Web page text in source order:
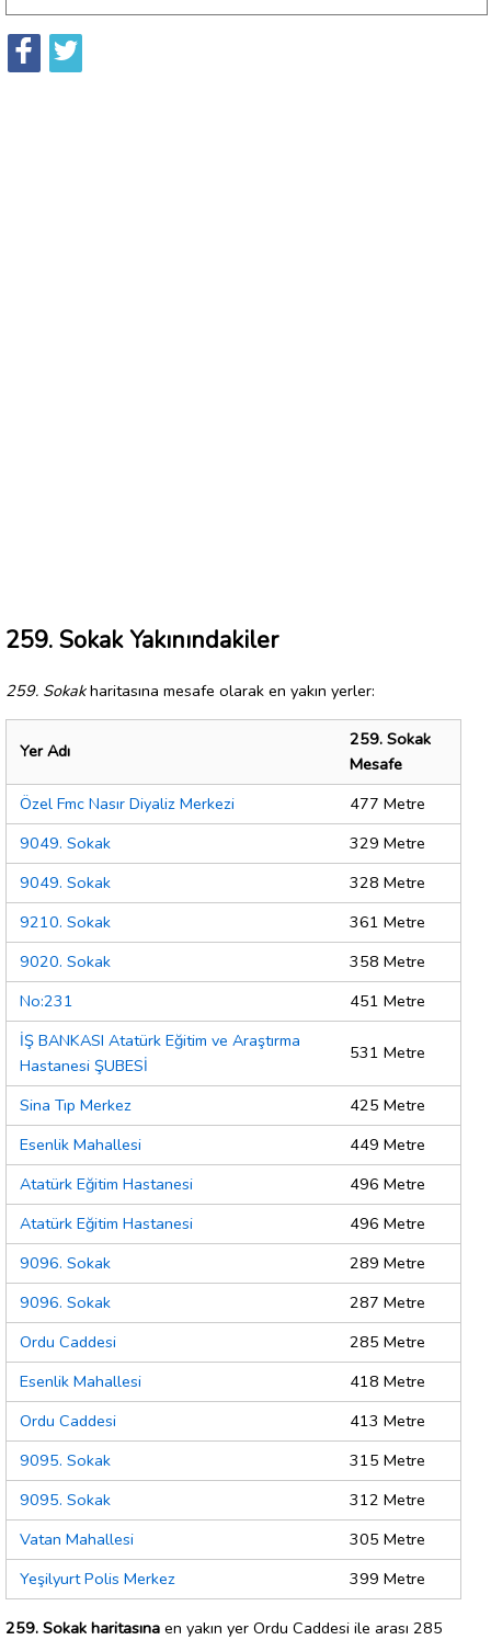
259. Sokak Yakınındakiler
259. Sokakharitasına mesafe olarak en yakın yerler:
Yer Adı
259. Sokak
Mesafe
Özel Fmc Nasır Diyaliz Merkezi
477 Metre
9049. Sokak
329 Metre
9049. Sokak
328 Metre
9210. Sokak
361 Metre
9020. Sokak
358 Metre
No:231
451 Metre
İŞ BANKASI Atatürk Eğitim ve Araştırma
Hastanesi ŞUBESİ
531 Metre
Sina Tıp Merkez
425 Metre
Esenlik Mahallesi
449 Metre
Atatürk Eğitim Hastanesi
496 Metre
Atatürk Eğitim Hastanesi
496 Metre
9096. Sokak
289 Metre
9096. Sokak
287 Metre
Ordu Caddesi
285 Metre
Esenlik Mahallesi
418 Metre
Ordu Caddesi
413 Metre
9095. Sokak
315 Metre
9095. Sokak
312 Metre
Vatan Mahallesi
305 Metre
Yeşilyurt Polis Merkez
399 Metre
259. Sokak haritasına en yakın yer Ordu Caddesi ile arası 285